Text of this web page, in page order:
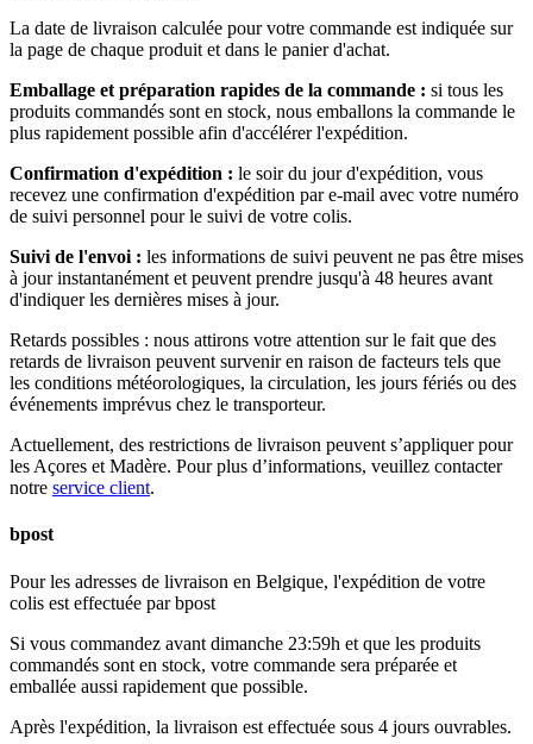
La date de livraison calculée pour votre commande est indiquée sur
la page de chaque produit et dans le panier d'achat.
Emballage et préparation rapides de la commande : si tous les
produits commandés sont en stock, nous emballons la commande le
plus rapidement possible afin d'accélérer l'expédition.
Confirmation d'expédition : le soir du jour d'expédition, vous
recevez une confirmation d'expédition par e-mail avec votre numéro
de suivi personnel pour le suivi de votre colis.
Suivi de l'envoi : les informations de suivi peuvent ne pas être mises
à jour instantanément et peuvent prendre jusqu'à 48 heures avant
d'indiquer les dernières mises à jour.
Retards possibles : nous attirons votre attention sur le fait que des
retards de livraison peuvent survenir en raison de facteurs tels que
les conditions météorologiques, la circulation, les jours fériés ou des
événements imprévus chez le transporteur.
Actuellement, des restrictions de livraison peuvent s’appliquer pour
les Açores et Madère. Pour plus d’informations, veuillez contacter
notre service client.
bpost
Pour les adresses de livraison en Belgique, l'expédition de votre
colis est effectuée par bpost
Si vous commandez avant dimanche 23:59h et que les produits
commandés sont en stock, votre commande sera préparée et
emballée aussi rapidement que possible.
Après l'expédition, la livraison est effectuée sous 4 jours ouvrables.